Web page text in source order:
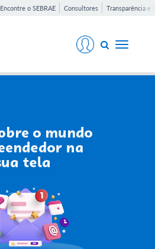
Encontre o SEBRAE Consultores Transparência e
Toggle